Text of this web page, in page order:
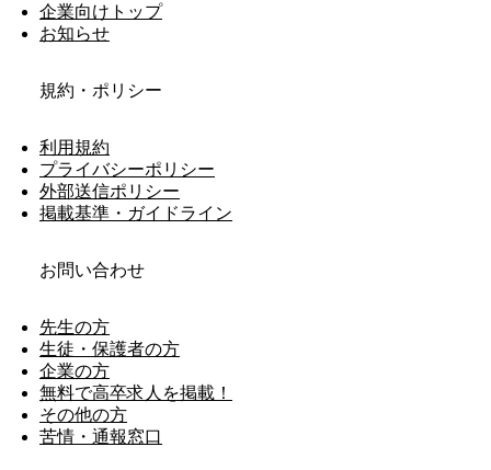
企業向けトップ
お知らせ
規約・ポリシー
利用規約
プライバシーポリシー
外部送信ポリシー
掲載基準・ガイドライン
お問い合わせ
先生の方
生徒・保護者の方
企業の方
無料で高卒求人を掲載！
その他の方
苦情・通報窓口